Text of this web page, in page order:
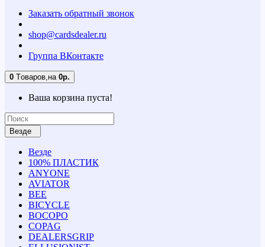
Заказать обратный звонок
shop@cardsdealer.ru
Группа ВКонтакте
0 Tоваров, на 0р.
Ваша корзина пуста!
Везде
Везде
100% ПЛАСТИК
ANYONE
AVIATOR
BEE
BICYCLE
BOCOPO
COPAG
DEALERSGRIP